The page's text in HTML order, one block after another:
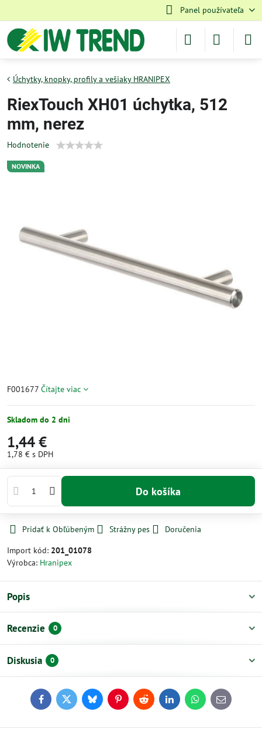
Panel používateľa
NOVINKA
Úchytky, knopky, profily a vešiaky HRANIPEX
RiexTouch XH01 úchytka, 512
mm, nerez
Hodnotenie
F001677 Čítajte viac
Skladom do 2 dni
1,44 €
1,78 € s DPH
Do košíka
Pridať k Obľúbeným Strážny pes
Doručenia
Import kód: 201_01078
Výrobca: Hranipex
Popis
Recenzie 0
Diskusia 0
FacebookTwitterBlueskyPinterestReddit LinkedInWhatsApp
E-
mail